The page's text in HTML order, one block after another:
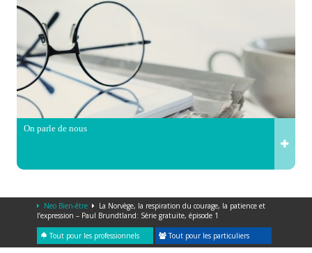
On parle de nous
Neo Bien-être
La Norvège, la respiration du courage, la patience et
l’expression – Paul Brundtland: Série gratuite, épisode 1
Tout pour les professionnels Tout pour les particuliers